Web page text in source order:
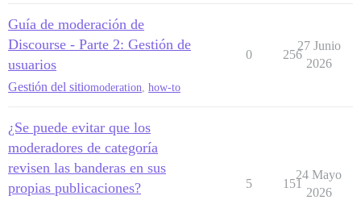
Guía de moderación de
Discourse - Parte 2: Gestión de
usuarios
Gestión del sitiomoderation how-to
0 256
27 Junio
2026
¿Se puede evitar que los
moderadores de categoría
revisen las banderas en sus
propias publicaciones?
5 151
24 Mayo
2026